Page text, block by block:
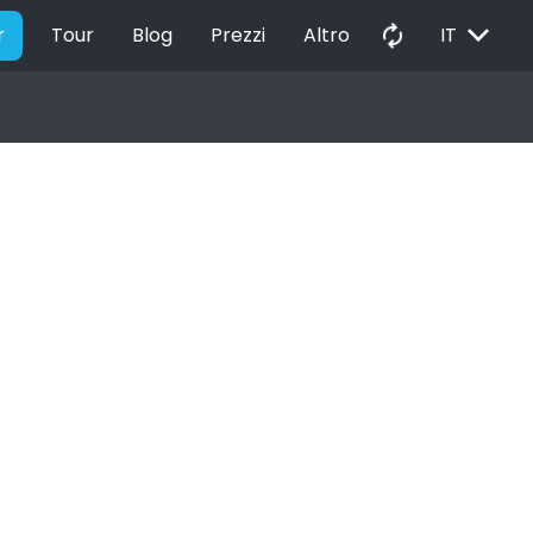
Tour Blog Prezzi Altro autorenew IT EXPAND_MORE